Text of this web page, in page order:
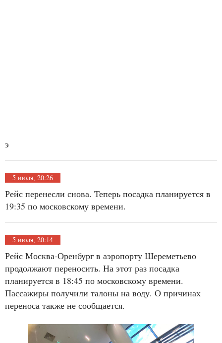
э
5 июля, 20:26
Рейс перенесли снова. Теперь посадка планируется в
19:35 по московскому времени.
5 июля, 20:14
Рейс Москва-Оренбург в аэропорту Шереметьево
продолжают переносить. На этот раз посадка
планируется в 18:45 по московскому времени.
Пассажиры получили талоны на воду. О причинах
переноса также не сообщается.